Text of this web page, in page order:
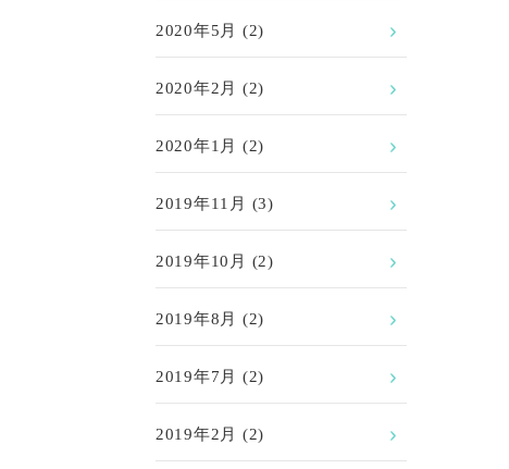
2020年5月 (2)
2020年2月 (2)
2020年1月 (2)
2019年11月 (3)
2019年10月 (2)
2019年8月 (2)
2019年7月 (2)
2019年2月 (2)